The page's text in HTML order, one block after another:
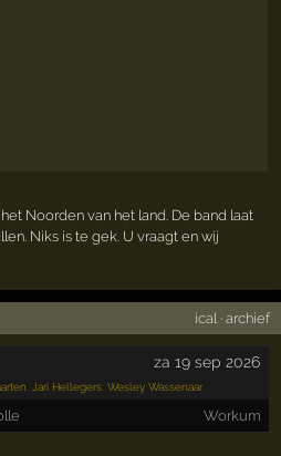
Noorden van het land. De band laat
Niks is te gek. U vraagt en wij
ical · archief
za 19 sep 2026
Jari Hellegers ,Wesley Wassenaar
Workum